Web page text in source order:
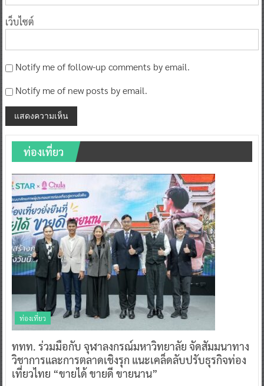
เว็บไซต์
Notify me of follow-up comments by email.
Notify me of new posts by email.
ท่องเที่ยว
ท่องเที่ยว
ททท. ร่วมมือกับ จุฬาลงกรณ์มหาวิทยาลัย จัดสัมมนาทาง
วิชาการและการตลาดเชิงรุก แนะเคล็ดลับปรับธุรกิจท่อง
เที่ยวไทย “ขายได้ ขายดี ขายนาน”